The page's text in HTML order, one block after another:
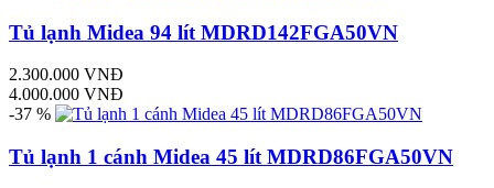
Tủ lạnh Midea 94 lít MDRD142FGA50VN
2.300.000 VNĐ
4.000.000 VNĐ
-37 %
Tủ lạnh 1 cánh Midea 45 lít MDRD86FGA50VN